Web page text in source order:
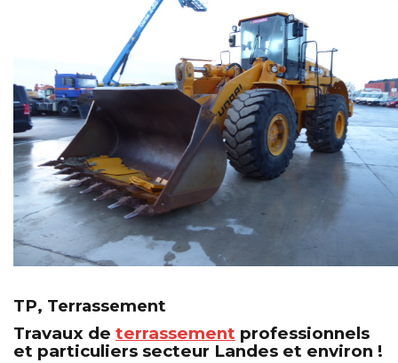
TP, Terrassement
Travaux de terrassement professionnels
et particuliers secteur Landes et environ !